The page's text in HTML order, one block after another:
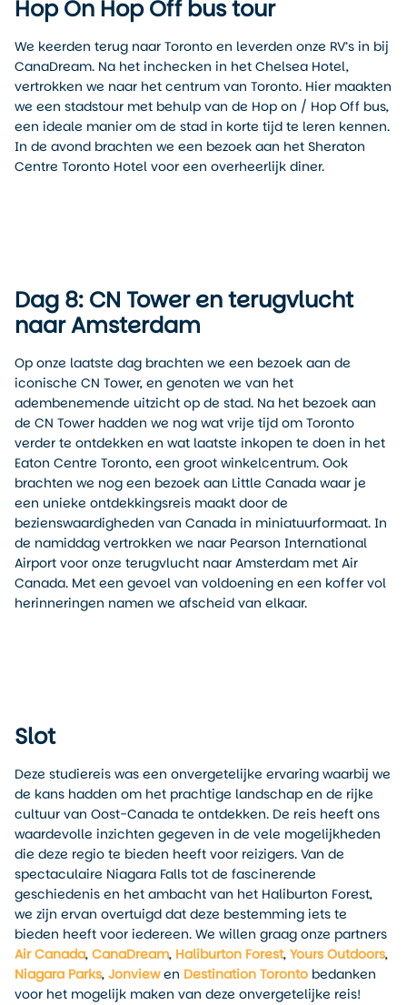
Hop On Hop Off bus tour
We keerden terug naar Toronto en leverden onze RV’s in bij
CanaDream. Na het inchecken in het Chelsea Hotel,
vertrokken we naar het centrum van Toronto. Hier maakten
we een stadstour met behulp van de Hop on / Hop Off bus,
een ideale manier om de stad in korte tijd te leren kennen.
In de avond brachten we een bezoek aan het Sheraton
Centre Toronto Hotel voor een overheerlijk diner.
Dag 8: CN Tower en terugvlucht
naar Amsterdam
Op onze laatste dag brachten we een bezoek aan de
iconische CN Tower, en genoten we van het
adembenemende uitzicht op de stad. Na het bezoek aan
de CN Tower hadden we nog wat vrije tijd om Toronto
verder te ontdekken en wat laatste inkopen te doen in het
Eaton Centre Toronto, een groot winkelcentrum. Ook
brachten we nog een bezoek aan Little Canada waar je
een unieke ontdekkingsreis maakt door de
bezienswaardigheden van Canada in miniatuurformaat. In
de namiddag vertrokken we naar Pearson International
Airport voor onze terugvlucht naar Amsterdam met Air
Canada. Met een gevoel van voldoening en een koffer vol
herinneringen namen we afscheid van elkaar.
Slot
Deze studiereis was een onvergetelijke ervaring waarbij we
de kans hadden om het prachtige landschap en de rijke
cultuur van Oost-Canada te ontdekken. De reis heeft ons
waardevolle inzichten gegeven in de vele mogelijkheden
die deze regio te bieden heeft voor reizigers. Van de
spectaculaire Niagara Falls tot de fascinerende
geschiedenis en het ambacht van het Haliburton Forest,
we zijn ervan overtuigd dat deze bestemming iets te
bieden heeft voor iedereen. We willen graag onze partners
Air Canada, CanaDream, Haliburton Forest, Yours Outdoors,
Niagara Parks, Jonviewen Destination Toronto bedanken
voor het mogelijk maken van deze onvergetelijke reis!